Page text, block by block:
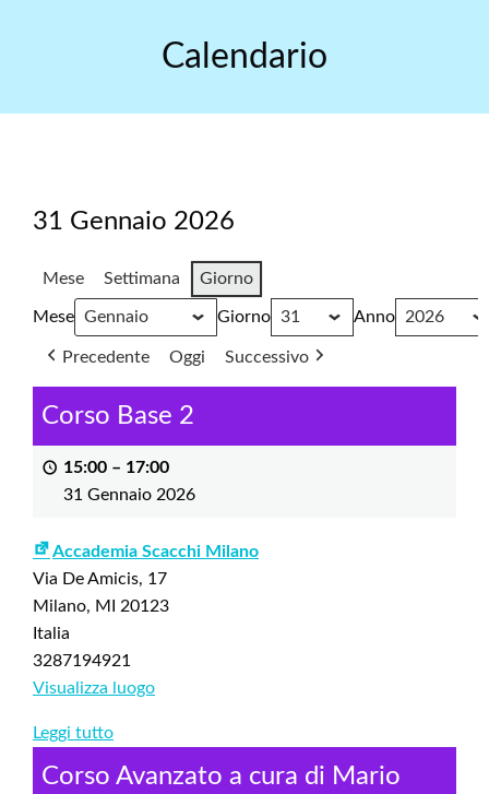
Calendario
31 Gennaio 2026
Mese Settimana Giorno
Mese Giorno Anno
Precedente Oggi Successivo
Corso Base 2
15:00 – 17:00
31 Gennaio 2026
Accademia Scacchi Milano
Via De Amicis, 17
Milano, MI
20123
Italia
3287194921
Visualizza luogo
Leggi tutto
Corso Avanzato a cura di Mario